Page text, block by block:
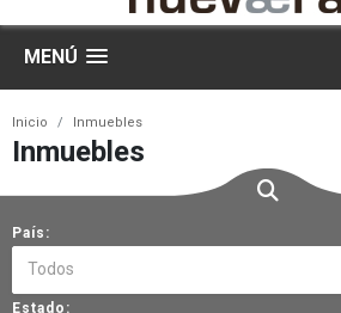
MENÚ
Inicio Inmuebles
Inmuebles
País:
Todos
Estado: